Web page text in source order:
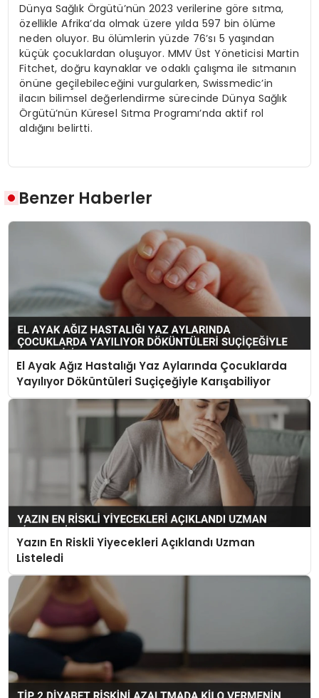
Dünya Sağlık Örgütü’nün 2023 verilerine göre sıtma,
özellikle Afrika’da olmak üzere yılda 597 bin ölüme
neden oluyor. Bu ölümlerin yüzde 76’sı 5 yaşından
küçük çocuklardan oluşuyor. MMV Üst Yöneticisi Martin
Fitchet, doğru kaynaklar ve odaklı çalışma ile sıtmanın
önüne geçilebileceğini vurgularken, Swissmedic’in
ilacın bilimsel değerlendirme sürecinde Dünya Sağlık
Örgütü’nün Küresel Sıtma Programı’nda aktif rol
aldığını belirtti.
Benzer Haberler
El Ayak Ağız Hastalığı Yaz Aylarında Çocuklarda
Yayılıyor Döküntüleri Suçiçeğiyle Karışabiliyor
Yazın En Riskli Yiyecekleri Açıklandı Uzman
Listeledi